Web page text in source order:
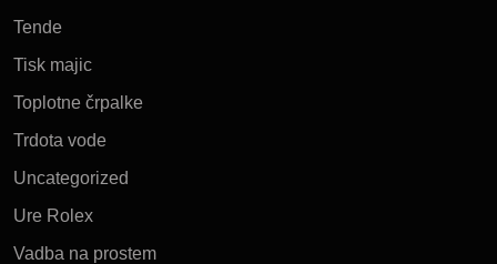
Tende
Tisk majic
Toplotne črpalke
Trdota vode
Uncategorized
Ure Rolex
Vadba na prostem